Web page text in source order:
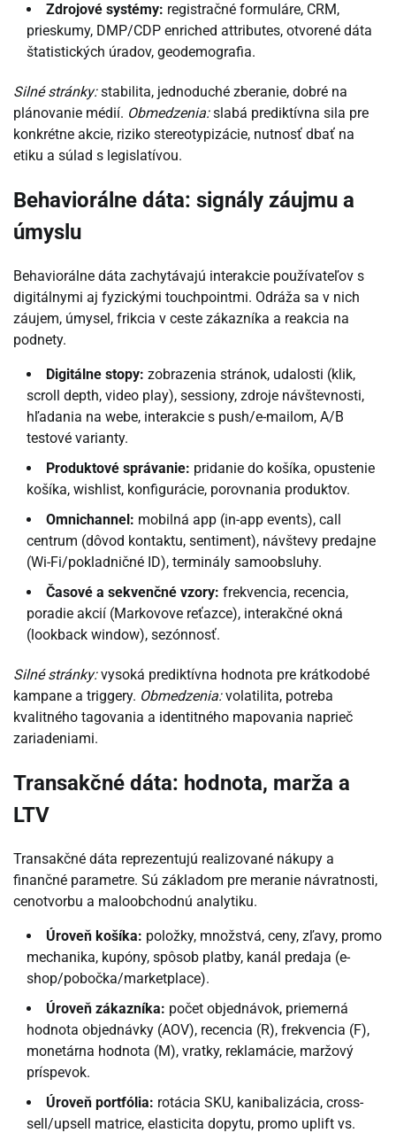
Zdrojové systémy: registračné formuláre, CRM,
prieskumy, DMP/CDP enriched attributes, otvorené dáta
štatistických úradov, geodemografia.
Silné stránky:stabilita, jednoduché zberanie, dobré na
plánovanie médií. Obmedzenia:slabá prediktívna sila pre
konkrétne akcie, riziko stereotypizácie, nutnosť dbať na
etiku a súlad s legislatívou.
Behaviorálne dáta: signály záujmu a
úmyslu
Behaviorálne dáta zachytávajú interakcie používateľov s
digitálnymi aj fyzickými touchpointmi. Odráža sa v nich
záujem, úmysel, frikcia v ceste zákazníka a reakcia na
podnety.
Digitálne stopy: zobrazenia stránok, udalosti (klik,
scroll depth, video play), sessiony, zdroje návštevnosti,
hľadania na webe, interakcie s push/e-mailom, A/B
testové varianty.
Produktové správanie: pridanie do košíka, opustenie
košíka, wishlist, konfigurácie, porovnania produktov.
Omnichannel: mobilná app (in-app events), call
centrum (dôvod kontaktu, sentiment), návštevy predajne
(Wi-Fi/pokladničné ID), terminály samoobsluhy.
Časové a sekvenčné vzory: frekvencia, recencia,
poradie akcií (Markovove reťazce), interakčné okná
(lookback window), sezónnosť.
Silné stránky:vysoká prediktívna hodnota pre krátkodobé
kampane a triggery. Obmedzenia:volatilita, potreba
kvalitného tagovania a identitného mapovania naprieč
zariadeniami.
Transakčné dáta: hodnota, marža a
LTV
Transakčné dáta reprezentujú realizované nákupy a
finančné parametre. Sú základom pre meranie návratnosti,
cenotvorbu a maloobchodnú analytiku.
Úroveň košíka: položky, množstvá, ceny, zľavy, promo
mechanika, kupóny, spôsob platby, kanál predaja (e-
shop/pobočka/marketplace).
Úroveň zákazníka: počet objednávok, priemerná
hodnota objednávky (AOV), recencia (R), frekvencia (F),
monetárna hodnota (M), vratky, reklamácie, maržový
príspevok.
Úroveň portfólia: rotácia SKU, kanibalizácia, cross-
sell/upsell matrice, elasticita dopytu, promo uplift vs.